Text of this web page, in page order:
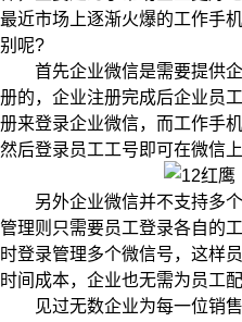
最近市场上逐渐火爆的工作手
别呢?
首先企业微信是需要提供企
册的，企业注册完成后企业员
册来登录企业微信，而工作手
然后登录员工工号即可在微信
另外企业微信并不支持多个
管理则只需要员工登录各自的
时登录管理多个微信号，这样
时间成本，企业也无需为员工
见过无数企业为每一位销售